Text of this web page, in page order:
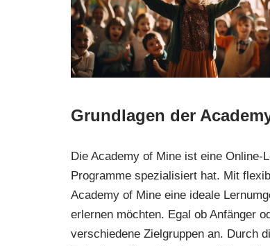
Grundlagen der
Die Academy of Mine ist eine
Programme spezialisiert hat. Mit
Academy of Mine eine ideale
erlernen möchten. Egal ob Anfänger
verschiedene Zielgruppen an. Durch